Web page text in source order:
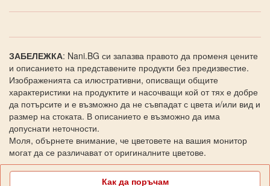
ЗАБЕЛЕЖКА: Nani.BG си запазва правото да променя цените
и описанието на представените продукти без предизвестие.
Изображенията са илюстративни, описващи общите
характеристики на продуктите и насочващи кой от тях е добре
да потърсите и е възможно да не съвпадат с цвета и/или вид и
размер на стоката. В описанието е възможно да има
допуснати неточности.
Моля, обърнете внимание, че цветовете на вашия монитор
могат да се различават от оригиналните цветове.
Как да поръчам